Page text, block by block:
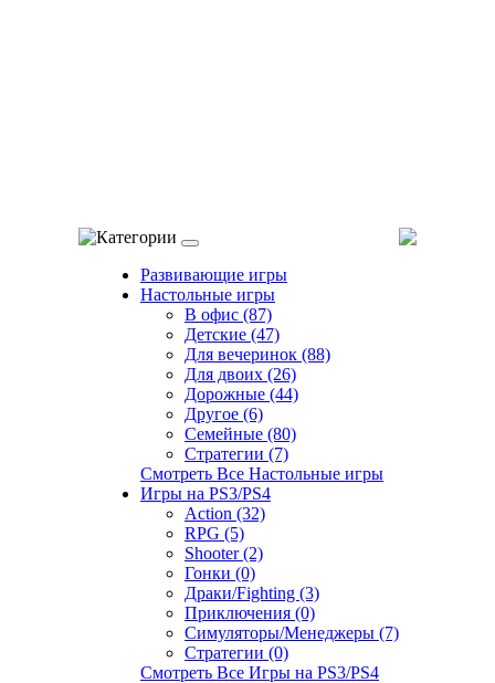
Категории
Развивающие игры
Настольные игры
В офис (87)
Детские (47)
Для вечеринок (88)
Для двоих (26)
Дорожные (44)
Другое (6)
Семейные (80)
Стратегии (7)
Смотреть Все Настольные игры
Игры на PS3/PS4
Action (32)
RPG (5)
Shooter (2)
Гонки (0)
Драки/Fighting (3)
Приключения (0)
Симуляторы/Менеджеры (7)
Стратегии (0)
Смотреть Все Игры на PS3/PS4